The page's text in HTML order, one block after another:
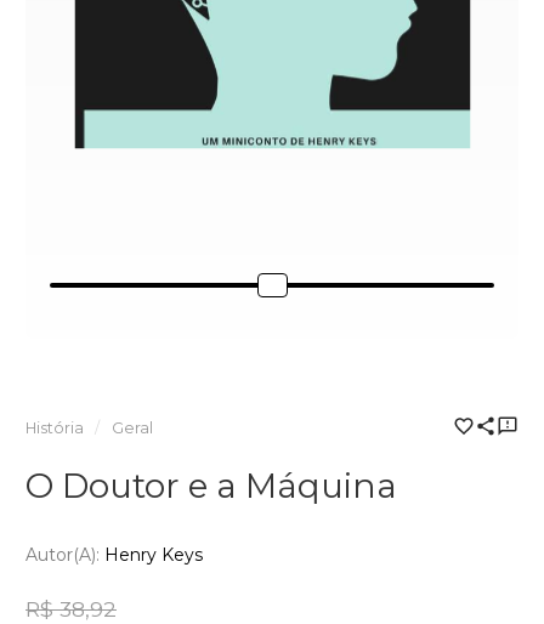
História Geral
O Doutor e a Máquina
Autor(a): Henry Keys
R$ 38,92